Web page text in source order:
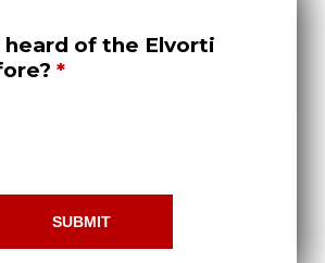
heard of the Elvorti